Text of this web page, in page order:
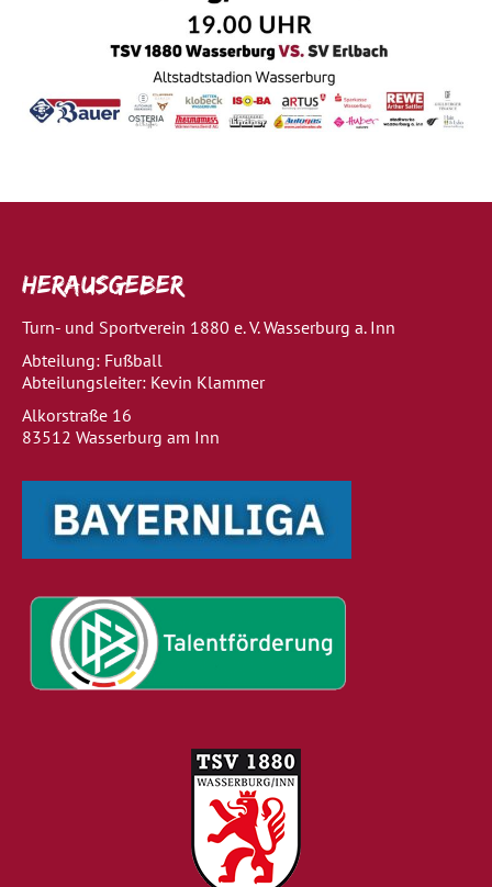
Herausgeber
Turn- und Sportverein 1880 e. V. Wasserburg a. Inn
Abteilung: Fußball
Abteilungsleiter: Kevin Klammer
Alkorstraße 16
83512 Wasserburg am Inn